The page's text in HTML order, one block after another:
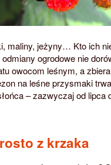
maliny, jeżyny… Kto ich
ogrodowe nie
owocom leśnym, a
na leśne przysmaki
– zazwyczaj od lipca
z krzaka